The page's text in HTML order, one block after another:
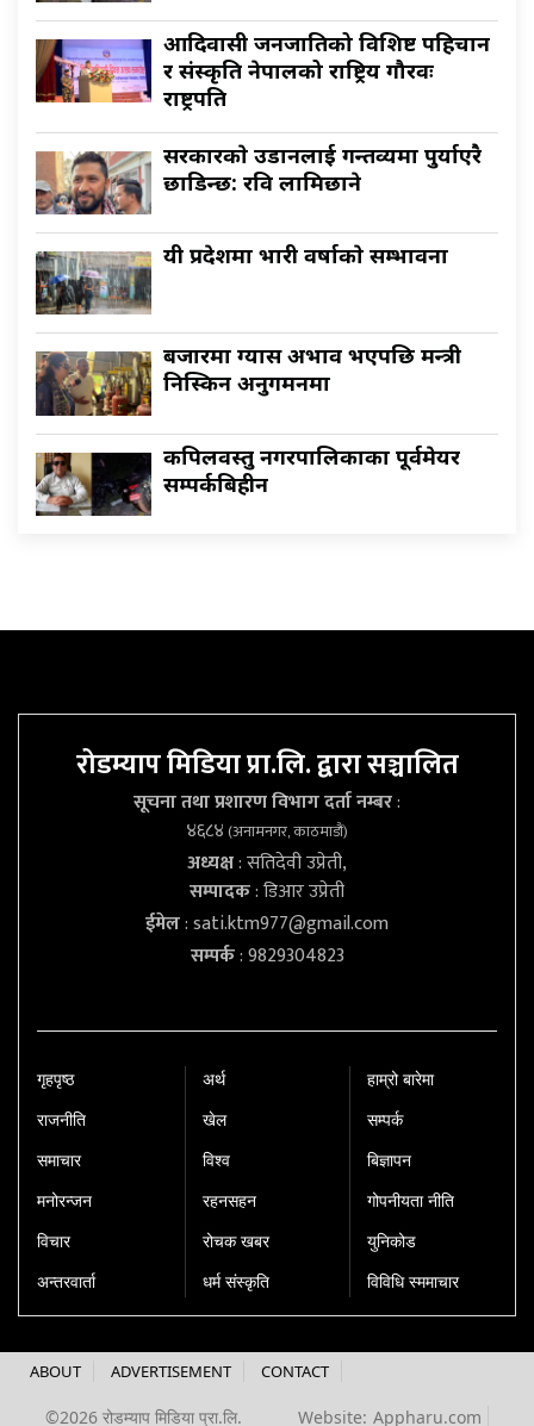
आदिवासी जनजातिको विशिष्ट पहिचान
र संस्कृति नेपालको राष्ट्रिय गौरवः
राष्ट्रपति
सरकारकाे उडानलाई गन्तव्यमा पुर्याएरै
छाडिन्छ: रवि लामिछाने
यी प्रदेशमा भारी वर्षाकाे सम्भावना
बजारमा ग्यास अभाव भएपछि मन्त्री
निस्किन अनुगमनमा
कपिलवस्तु नगरपालिकाका पूर्वमेयर
सम्पर्कबिहीन
रोडम्याप मिडिया प्रा.लि. द्वारा सञ्चालित
सूचना तथा प्रशारण विभाग दर्ता नम्बर:
४६८४(अनामनगर, काठमाडौं)
अध्यक्ष: सतिदेवी उप्रेती,
सम्पादक: डिआर उप्रेती
ईमेल:sati.ktm977@gmail.com
सम्पर्क: 9829304823
गृहपृष्‍ठ
राजनीति
समाचार
मनोरन्जन
विचार
अन्तरवार्ता
अर्थ
खेल
विश्व
रहनसहन
रोचक खबर
धर्म संस्कृति
हाम्रो बारेमा
सम्पर्क
बिज्ञापन
गोपनीयता नीति
युनिकोड
विविधि स्ममाचार
ABOUT ADVERTISEMENT CONTACT
©2026 रोडम्याप मिडिया प्रा.लि. Website: Appharu.com